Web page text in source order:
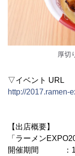
厚切
▽イベント URL
http://2017.ramen-
【出店概要】
「ラーメン
開催期間 ：12